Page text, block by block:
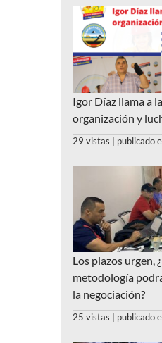
Igor Díaz llama a
organización y
29 vistas publicado
Los plazos urgen,
metodología
la negociación?
25 vistas publicado